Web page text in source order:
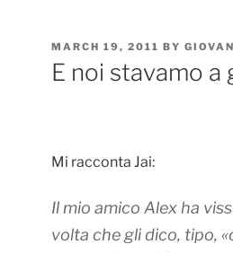
POSTED
ON
MARCH 19, 2011 BY
E noi stavamo a
Mi racconta Jai:
Il mio amico Alex ha
volta che gli dico, tipo,